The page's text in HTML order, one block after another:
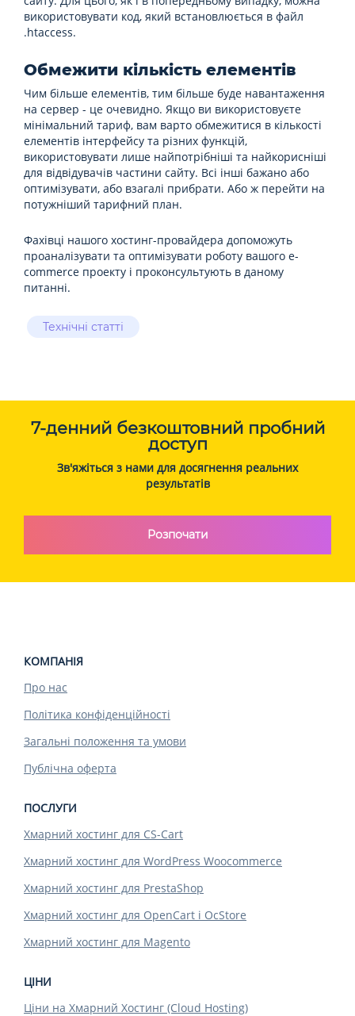
використовувати код, який встановлюється в файл
.htaccess.
Обмежити кількість елементів
Чим більше елементів, тим більше буде навантаження
на сервер - це очевидно. Якщо ви використовуєте
мінімальний тариф, вам варто обмежитися в кількості
елементів інтерфейсу та різних функцій,
використовувати лише найпотрібніші та найкорисніші
для відвідувачів частини сайту. Всі інші бажано або
оптимізувати, або взагалі прибрати. Або ж перейти на
потужніший тарифний план.
Фахівці нашого хостинг-провайдера допоможуть
проаналізувати та оптимізувати роботу вашого e-
commerce проекту і проконсультують в даному
питанні.
Технічні статті
7-денний безкоштовний пробний
доступ
Зв'яжіться з нами для досягнення реальних
результатів
Розпочати
КОМПАНІЯ
Про нас
Політика конфіденційності
Загальні положення та умови
Публічна оферта
ПОСЛУГИ
Хмарний хостинг для CS-Cart
Хмарний хостинг для WordPress Woocommerce
Хмарний хостинг для PrestaShop
Хмарний хостинг для OpenCart і OcStore
Хмарний хостинг для Magento
ЦІНИ
Ціни на Хмарний Хостинг (Cloud Hosting)